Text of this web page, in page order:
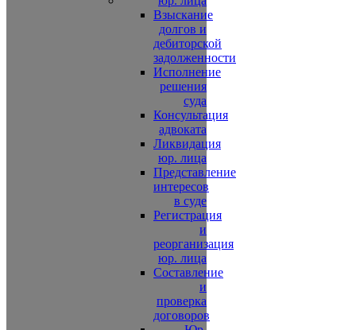
Взыскание
долгов и
дебиторской
задолженности
Исполнение
решения
суда
Консультация
адвоката
Ликвидация
юр. лица
Представление
интересов
в суде
Регистрация
и
реорганизация
юр. лица
Составление
и
проверка
договоров